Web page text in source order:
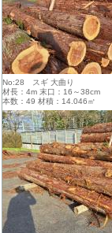
No:28 スギ 大曲り
材長：4m 末口：16～38cm
本数：49 材積：14.046㎥